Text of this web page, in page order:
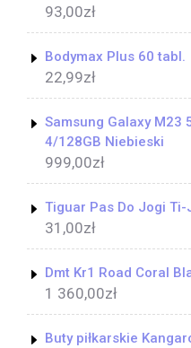
93,00zł
Bodymax Plus 60 tabl.
22,99zł
Samsung Galaxy M23
4/128GB Niebieski
999,00zł
Tiguar Pas Do Jogi
31,00zł
Dmt Kr1 Road Coral
1 360,00zł
Buty piłkarskie